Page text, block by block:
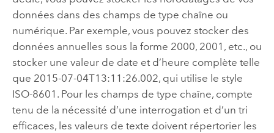
données dans des champs de type chaîne ou
numérique. Par exemple, vous pouvez stocker des
données annuelles sous la forme 2000, 2001, etc., ou
stocker une valeur de date et d’heure complète telle
que 2015-07-04T13:11:26.002, qui utilise le style
ISO-8601. Pour les champs de type chaîne, compte
tenu de la nécessité d’une interrogation et d’un tri
efficaces, les valeurs de texte doivent répertorier les